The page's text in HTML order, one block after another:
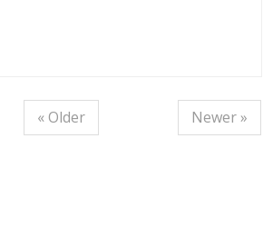
« Older
Newer »